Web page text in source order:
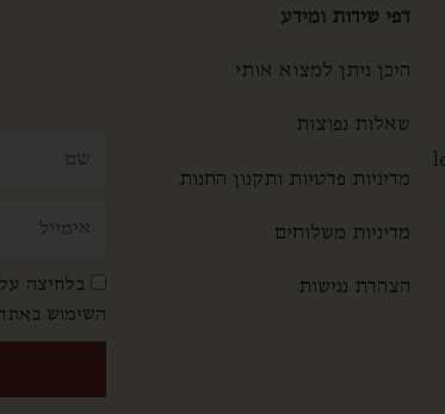
דפי שירות ומידע
היכן ניתן למצוא אותי
שאלות נפוצות
מדיניות פרטיות ותקנון החנות
מדיניות משלוחים
הצהרת נגישות
בלחיצה
השימוש